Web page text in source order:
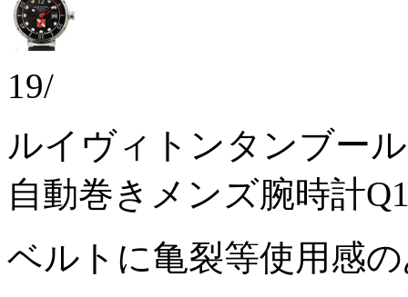
19/
ルイヴィトンタンブー
自動巻きメンズ腕時計
ベルトに亀裂等使用感